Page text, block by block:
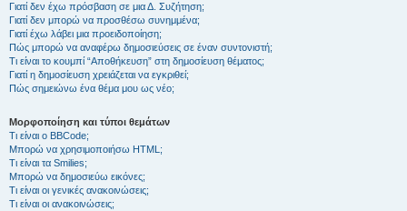
Γιατί δεν έχω πρόσβαση σε μια Δ. Συζήτηση;
Γιατί δεν μπορώ να προσθέσω συνημμένα;
Γιατί έχω λάβει μια προειδοποίηση;
Πώς μπορώ να αναφέρω δημοσιεύσεις σε έναν συντονιστή;
Τι είναι το κουμπί “Αποθήκευση” στη δημοσίευση θέματος;
Γιατί η δημοσίευση χρειάζεται να εγκριθεί;
Πώς σημειώνω ένα θέμα μου ως νέο;
Μορφοποίηση και τύποι θεμάτων
Τι είναι ο BBCode;
Μπορώ να χρησιμοποιήσω HTML;
Τι είναι τα Smilies;
Μπορώ να δημοσιεύω εικόνες;
Τι είναι οι γενικές ανακοινώσεις;
Τι είναι οι ανακοινώσεις;